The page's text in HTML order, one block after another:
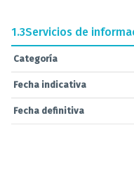
1.3Servicios de
Categoría
Fecha indicativa
Fecha definitiva